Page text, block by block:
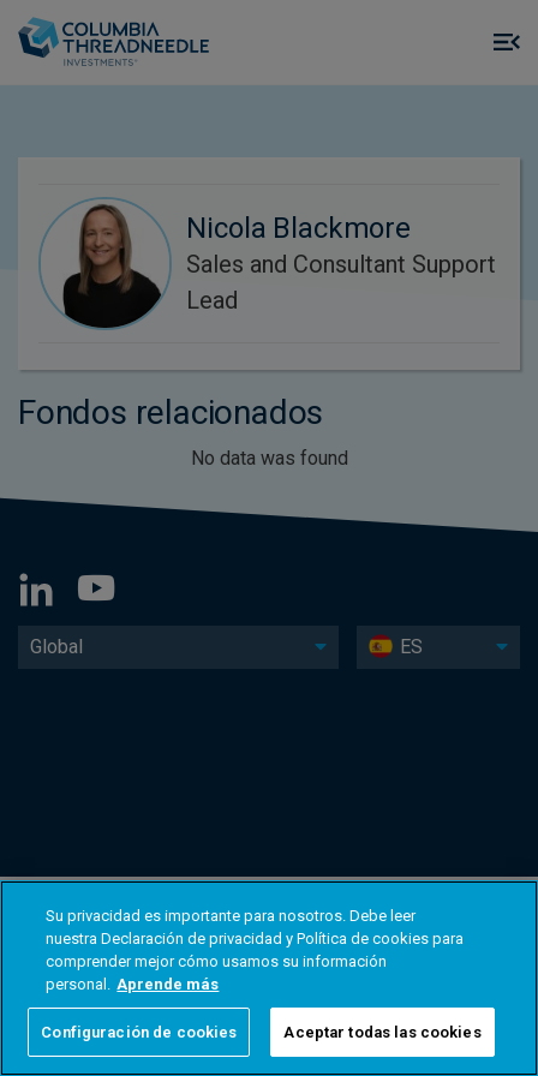
Nicola Blackmore
Sales and Consultant Support
Lead
Fondos relacionados
No data was found
Global ES
Su privacidad es importante para nosotros. Debe leer
nuestra Declaración de privacidad y Política de cookies para
comprender mejor cómo usamos su información
personal. Aprende más
Configuración de cookies Aceptar todas las cookies